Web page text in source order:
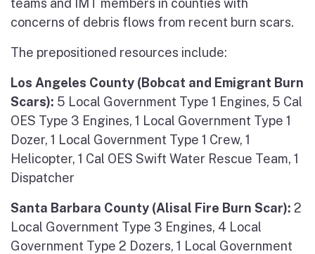
teams and IMT members in counties with
concerns of debris flows from recent burn scars.
The prepositioned resources include:
Los Angeles County (Bobcat and Emigrant Burn
Scars): 5 Local Government Type 1 Engines, 5 Cal
OES Type 3 Engines, 1 Local Government Type 1
Dozer, 1 Local Government Type 1 Crew, 1
Helicopter, 1 Cal OES Swift Water Rescue Team, 1
Dispatcher
Santa Barbara County (Alisal Fire Burn Scar): 2
Local Government Type 3 Engines, 4 Local
Government Type 2 Dozers, 1 Local Government